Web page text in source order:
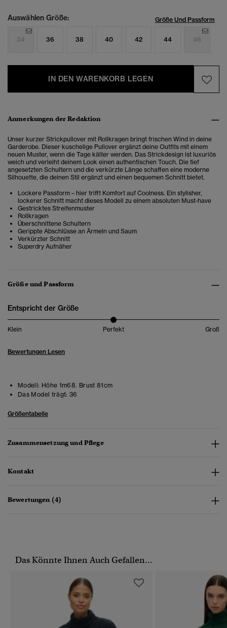
Auswählen Größe: Größe Und Passform
34 36 38 40 42 44 46
IN DEN WARENKORB LEGEN
Anmerkungen der Redaktion
Unser kurzer Strickpullover mit Rollkragen bringt frischen Wind in deine
Garderobe. Dieser kuschelige Pullover ergänzt deine Outfits mit einem
neuen Muster, wenn die Tage kälter werden. Das Strickdesign ist luxuriös
weich und verleiht deinem Look einen authentischen Touch. Die tief
angesetzten Schultern und die verkürzte Länge schaffen eine moderne
Silhouette, die deinen Stil ergänzt und einen bequemen Schnitt bietet.
Lockere Passform – hier trifft Komfort auf Coolness. Ein stylisher,
lockerer Schnitt macht dieses Modell zu einem absoluten Must-have
Gestricktes Streifenmuster
Rollkragen
Überschnittene Schultern
Gerippte Abschlüsse an Ärmeln und Saum
Verkürzter Schnitt
Superdry Aufnäher
Größe und Passform
Entspricht der Größe
Klein Perfekt Groß
Bewertungen Lesen
Modell: Höhe 1m68. Brust 81cm
Das Model trägt: 36
Größentabelle
Zusammensetzung und Pflege
Kontakt
Bewertungen (4)
Das Könnte Ihnen Auch Gefallen...